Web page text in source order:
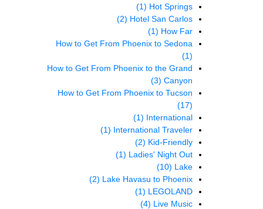
Hot Springs
(1)
Hotel San Carlos
(2)
How Far
(1)
How to Get From Phoenix to Sedona
(1)
How to Get From Phoenix to the Grand
Canyon
(3)
How to Get From Phoenix to Tucson
(17)
International
(1)
International Traveler
(1)
Kid-Friendly
(2)
Ladies' Night Out
(1)
Lake
(10)
Lake Havasu to Phoenix
(2)
LEGOLAND
(1)
Live Music
(4)